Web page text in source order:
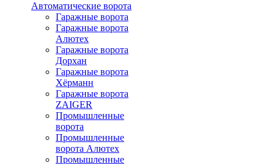
Автоматические ворота
Гаражные ворота
Гаражные ворота
Алютех
Гаражные ворота
Дорхан
Гаражные ворота
Хёрманн
Гаражные ворота
ZAIGER
Промышленные
ворота
Промышленные
ворота Алютех
Промышленные